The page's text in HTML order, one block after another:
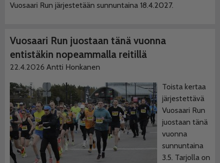
Vuosaari Run järjestetään sunnuntaina 18.4.2027.
Vuosaari Run juostaan tänä vuonna
entistäkin nopeammalla reitillä
22.4.2026 Antti Honkanen
Toista kertaa
järjestettävä
Vuosaari Run
juostaan tänä
vuonna
sunnuntaina
3.5. Tarjolla on